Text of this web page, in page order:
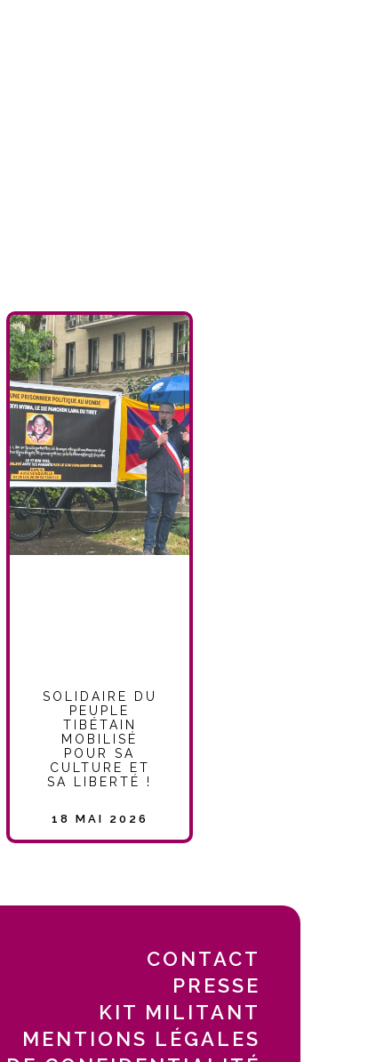
SOLIDAIRE DU
PEUPLE
TIBÉTAIN
MOBILISÉ
POUR SA
CULTURE ET
SA LIBERTÉ !
18 MAI 2026
CONTACT
PRESSE
KIT MILITANT
MENTIONS LÉGALES